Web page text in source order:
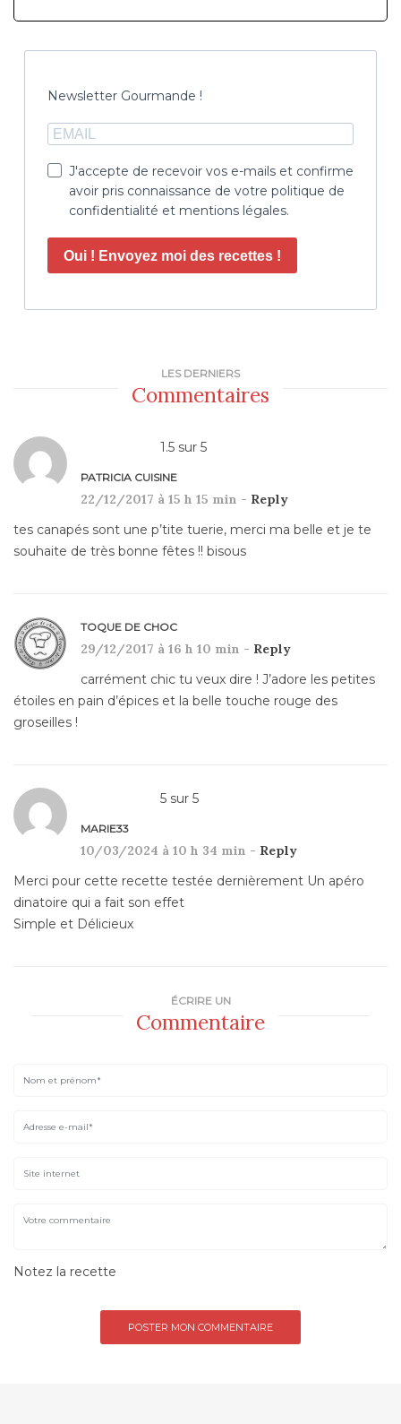
Newsletter Gourmande !
J'accepte de recevoir vos e-mails et confirme
avoir pris connaissance de votre politique de
confidentialité et mentions légales.
Oui ! Envoyez moi des recettes !
LES DERNIERS
Commentaires
1.5 sur 5
PATRICIA CUISINE
22/12/2017 à 15 h 15 min - Reply
tes canapés sont une p’tite tuerie, merci ma belle et je te
souhaite de très bonne fêtes !! bisous
TOQUE DE CHOC
29/12/2017 à 16 h 10 min - Reply
carrément chic tu veux dire ! J’adore les petites
étoiles en pain d’épices et la belle touche rouge des
groseilles !
5 sur 5
MARIE33
10/03/2024 à 10 h 34 min - Reply
Merci pour cette recette testée dernièrement Un apéro
dinatoire qui a fait son effet
Simple et Délicieux
ÉCRIRE UN
Commentaire
Notez la recette